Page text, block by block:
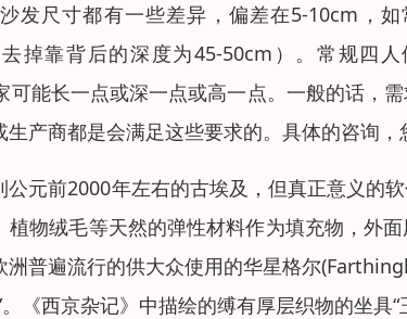
发尺寸都有一些差异，偏差在5-10cm，
掉靠背后的深度为45-50cm）。常规四
可能长一点或深一点或高一点。一般的话，
产商都是会满足这些要求的。具体的咨询，
公元前2000年左右的古埃及，但真正意义的
植物绒毛等天然的弹性材料作为填充物，外
洲普遍流行的供大众使用的华星格尔
《西京杂记》中描绘的缚有厚层织物的坐具“